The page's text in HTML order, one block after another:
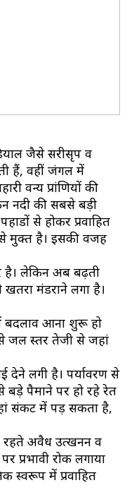
जैसे सरीसृप व
हैं, वहीं जंगल में
वन्य प्रांणियों की
नदी की सबसे बड़ी
से होकर प्रवाहित
मुक्त है। इसकी वजह
है। लेकिन अब बढ़ती
मंडराने लगा है।
बदलाव आना शुरू हो
जल स्तर तेजी से जहां
देने लगी है। पर्यावरण से
पैमाने पर हो रहे रेत
संकट में पड़ सकता है,
रहते अवैध उत्खनन व
प्रभावी रोक लगाया
स्वरूप में प्रवाहित